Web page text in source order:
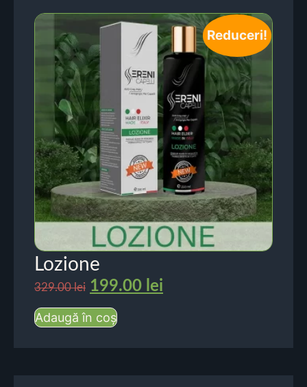
Reduceri!
Lozione
329.00lei 199.00 lei
Adaugă în coș